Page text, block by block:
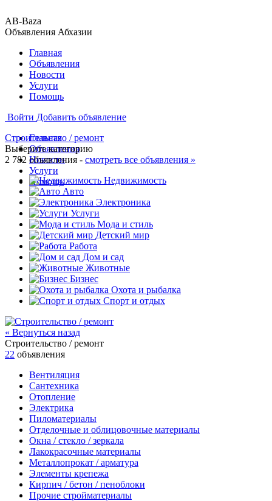
AB-Baza
Объявления Абхазии
Главная
Объявления
Новости
Услуги
Помощь
Войти Добавить объявление
Главная
Объявления
Новости
Услуги
Помощь
Строительство / ремонт
Выберите категорию
2 782 объявления - смотреть все объявления »
Недвижимость
Авто
Электроника
Услуги
Мода и стиль
Детский мир
Работа
Дом и сад
Животные
Бизнес
Охота и рыбалка
Спорт и отдых
« Вернуться назад
Строительство / ремонт
22 объявления
Вентиляция
Сантехника
Отопление
Электрика
Пиломатериалы
Отделочные и облицовочные материалы
Окна / стеклo / зеркала
Лакокрасочные материалы
Металлопрокат / арматура
Элементы крепежа
Кирпич / бетон / пеноблоки
Прочие стройматериалы